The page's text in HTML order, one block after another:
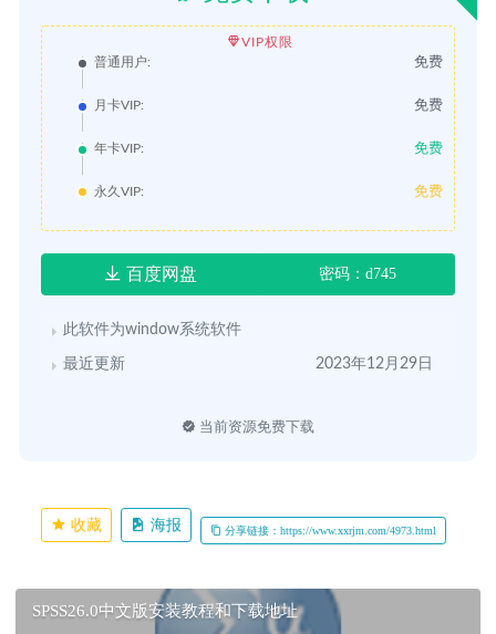
VIP权限
普通用户:
免费
月卡VIP: 免费
年卡VIP: 免费
永久VIP: 免费
百度网盘 密码：d745
此软件为window系统软件
最近更新 2023年12月29日
当前资源免费下载
收藏 海报 分享链接：https://www.xxrjm.com/4973.html
SPSS26.0中文版安装教程和下载地址